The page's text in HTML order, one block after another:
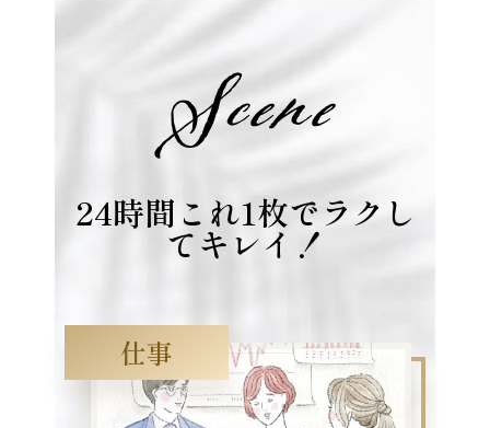
24時間これ1枚でラクし
てキレイ！
仕事